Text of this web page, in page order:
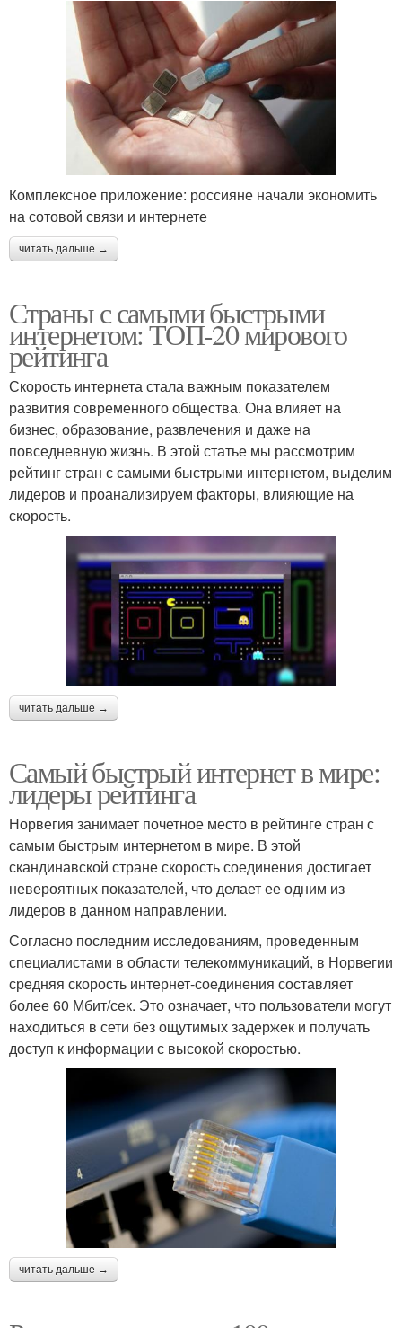
Комплексное приложение: россияне начали экономить
на сотовой связи и интернете
читать дальше →
Страны с самыми быстрыми
интернетом: ТОП-20 мирового
рейтинга
Скорость интернета стала важным показателем
развития современного общества. Она влияет на
бизнес, образование, развлечения и даже на
повседневную жизнь. В этой статье мы рассмотрим
рейтинг стран с самыми быстрыми интернетом, выделим
лидеров и проанализируем факторы, влияющие на
скорость.
читать дальше →
Самый быстрый интернет в мире:
лидеры рейтинга
Норвегия занимает почетное место в рейтинге стран с
самым быстрым интернетом в мире. В этой
скандинавской стране скорость соединения достигает
невероятных показателей, что делает ее одним из
лидеров в данном направлении.
Согласно последним исследованиям, проведенным
специалистами в области телекоммуникаций, в Норвегии
средняя скорость интернет-соединения составляет
более 60 Мбит/сек. Это означает, что пользователи могут
находиться в сети без ощутимых задержек и получать
доступ к информации с высокой скоростью.
читать дальше →